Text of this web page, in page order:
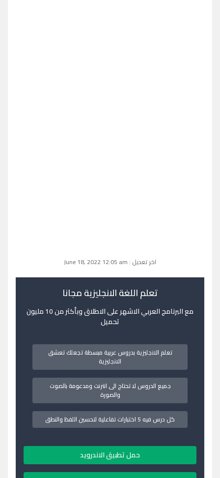
اخر تعديل : June 18, 2022 12:05 am
تعلم اللغة الانجليزية مجانا
مع البرنامج العربي الاشهر على الاطلاق وبأكثر من 10 مليون
تحميل
تعلم الانجليزية بدروس عربية مبسطة تجعلك تعشق
الانجليزية
جميع الدروس لا تحتاج الى انترنت ومدعومة بالصوت
والصورة
كل درس فيه 5 اختبارات تفاعلية لتحسين اللفظ والنطق
حمل تطبيق الاندرويد